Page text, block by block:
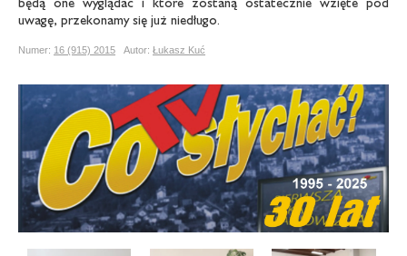
uwagę, przekonamy się już niedługo.
Numer: 16 (915) 2015 Autor: Łukasz Kuć